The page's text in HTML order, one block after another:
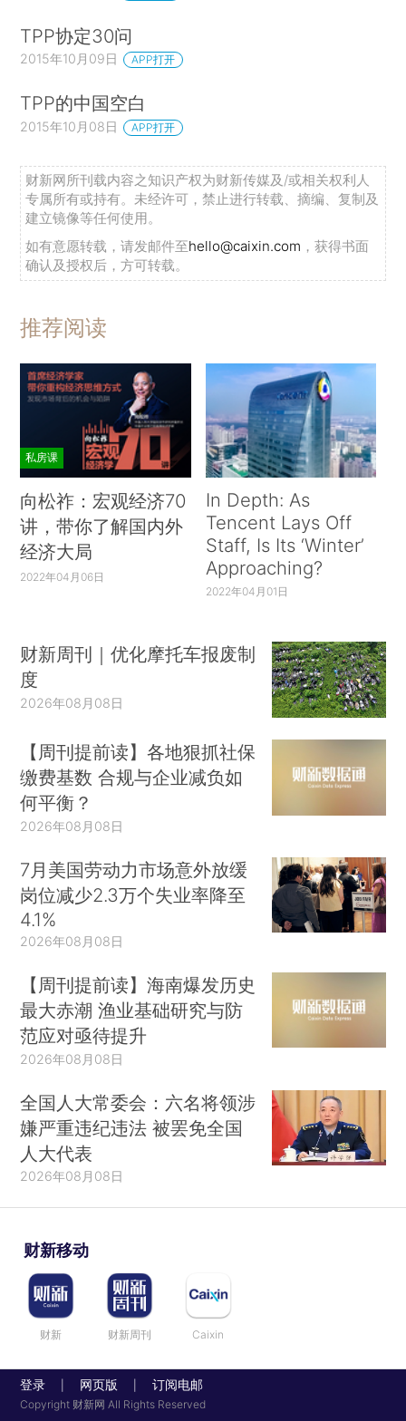
TPP协定30问
2015年10月09日 APP打开
TPP的中国空白
2015年10月08日 APP打开
财新网所刊载内容之知识产权为财新传媒及/或相关权利人
专属所有或持有。未经许可，禁止进行转载、摘编、复制及
建立镜像等任何使用。
如有意愿转载，请发邮件至hello@caixin.com ，获得书面
确认及授权后，方可转载。
推荐阅读
私房课
向松祚：宏观经济70
讲，带你了解国内外
经济大局
2022年04月06日
In Depth: As
Tencent Lays Off
Staff, Is Its ‘Winter’
Approaching?
2022年04月01日
财新周刊｜优化摩托车报废制
度
2026年08月08日
【周刊提前读】各地狠抓社保
缴费基数 合规与企业减负如
何平衡？
2026年08月08日
7月美国劳动力市场意外放缓
岗位减少2.3万个失业率降至
4.1%
2026年08月08日
【周刊提前读】海南爆发历史
最大赤潮 渔业基础研究与防
范应对亟待提升
2026年08月08日
全国人大常委会：六名将领涉
嫌严重违纪违法 被罢免全国
人大代表
2026年08月08日
财新移动
财新 财新周刊 Caixin
登录 网页版 订阅电邮
Copyright 财新网 All Rights Reserved